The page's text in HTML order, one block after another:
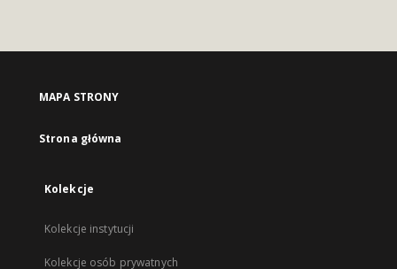
MAPA STRONY
Strona główna
Kolekcje
Kolekcje instytucji
Kolekcje osób prywatnych